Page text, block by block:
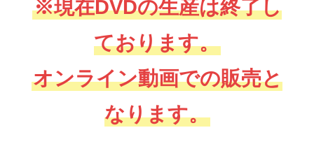
※現在DVDの生産は終了し
ております。
オンライン動画での販売と
なります。